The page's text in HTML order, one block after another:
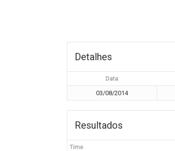
Detalhes
Data
03/08/2014
Resultados
Time